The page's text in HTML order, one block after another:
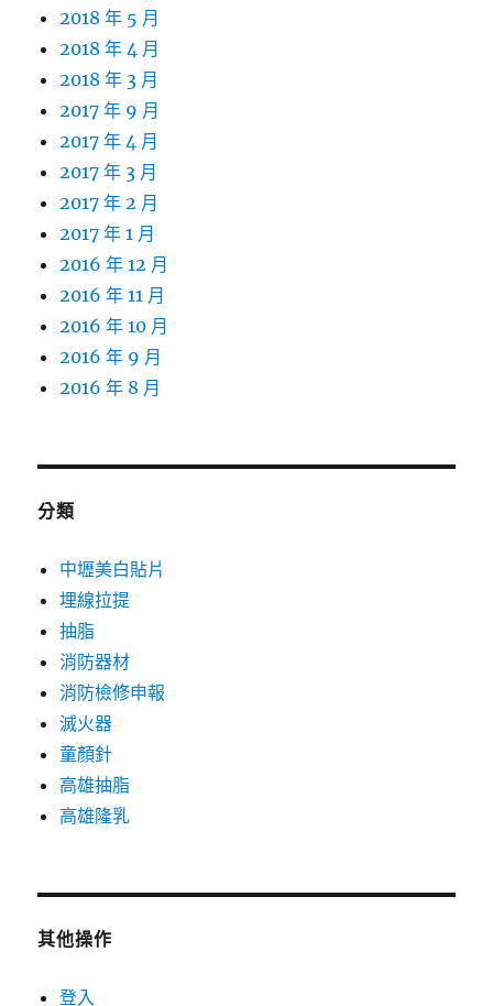
2018 年 5 月
2018 年 4 月
2018 年 3 月
2017 年 9 月
2017 年 4 月
2017 年 3 月
2017 年 2 月
2017 年 1 月
2016 年 12 月
2016 年 11 月
2016 年 10 月
2016 年 9 月
2016 年 8 月
分類
中壢美白貼片
埋線拉提
抽脂
消防器材
消防檢修申報
滅火器
童顏針
高雄抽脂
高雄隆乳
其他操作
登入